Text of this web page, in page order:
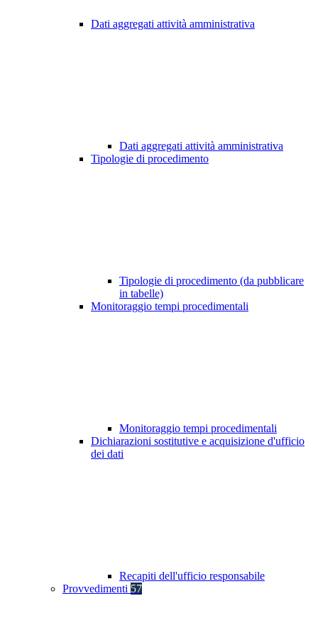
Dati aggregati attività amministrativa
Dati aggregati attività amministrativa
Tipologie di procedimento
Tipologie di procedimento (da pubblicare
in tabelle)
Monitoraggio tempi procedimentali
Monitoraggio tempi procedimentali
Dichiarazioni sostitutive e acquisizione d'ufficio
dei dati
Recapiti dell'ufficio responsabile
Provvedimenti 57